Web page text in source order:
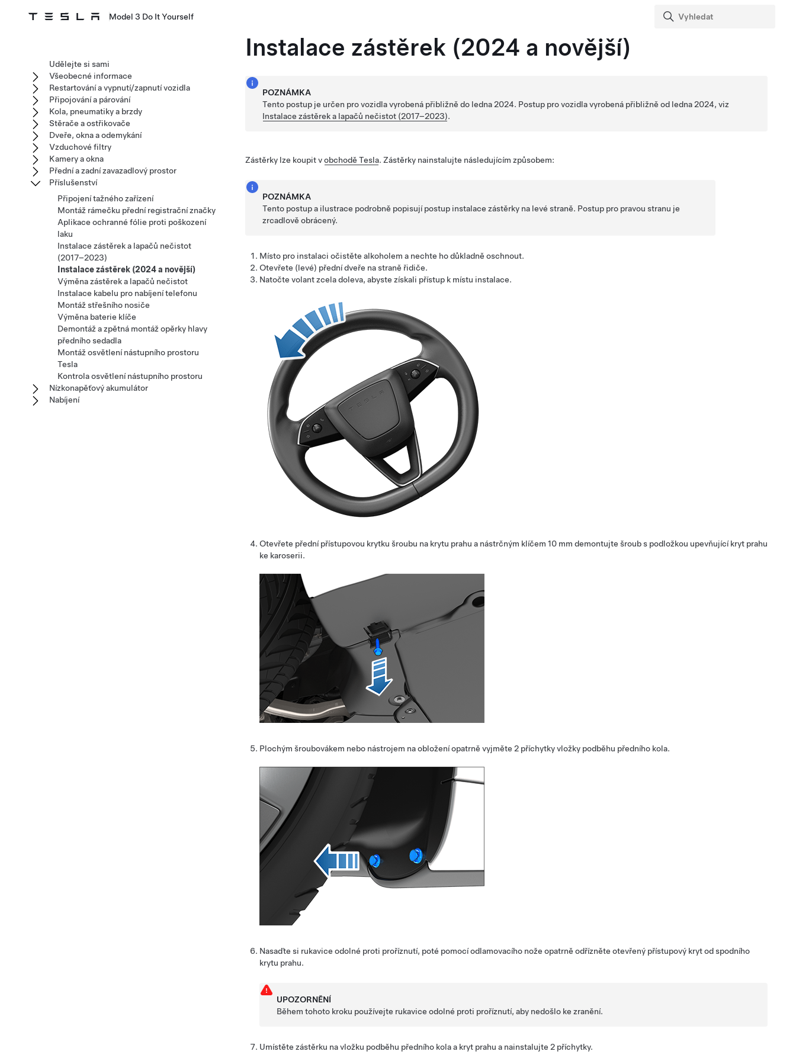
Model 3 Do It Yourself
Instalace zástěrek (2024 a novější)
POZNÁMKA
Tento postup je určen pro vozidla vyrobená přibližně do ledna 2024. Postup pro vozidla vyrobená přibližně od ledna 2024, viz
Instalace zástěrek a lapačů nečistot (2017–2023).
Zástěrky lze koupit vobchodě Tesla. Zástěrky nainstalujte následujícím způsobem:
POZNÁMKA
Tento postup a ilustrace podrobně popisují postup instalace zástěrky na levé straně. Postup pro pravou stranu je
zrcadlově obrácený.
Místo pro instalaci očistěte alkoholem a nechte ho důkladně oschnout.
Otevřete (levé) přední dveře na straně řidiče.
Natočte volant zcela doleva, abyste získali přístup k místu instalace.
Otevřete přední přístupovou krytku šroubu na krytu prahu a nástrčným klíčem 10 mm demontujte šroub s podložkou upevňující kryt prahu
ke karoserii.
Plochým šroubovákem nebo nástrojem na obložení opatrně vyjměte 2 příchytky vložky podběhu předního kola.
Nasaďte si rukavice odolné proti proříznutí, poté pomocí odlamovacího nože opatrně odřízněte otevřený přístupový kryt od spodního
krytu prahu.
UPOZORNĚNÍ
Během tohoto kroku používejte rukavice odolné proti proříznutí, aby nedošlo ke zranění.
Umístěte zástěrku na vložku podběhu předního kola a kryt prahu a nainstalujte 2 příchytky.
Udělejte si sami
Všeobecné informace
Restartování a vypnutí/zapnutí vozidla
Připojování a párování
Kola, pneumatiky a brzdy
Stěrače a ostřikovače
Dveře, okna a odemykání
Vzduchové filtry
Kamery a okna
Přední a zadní zavazadlový prostor
Příslušenství
Připojení tažného zařízení
Montáž rámečku přední registrační značky
Aplikace ochranné fólie proti poškození
laku
Instalace zástěrek a lapačů nečistot
(2017–2023)
Instalace zástěrek (2024 a novější)
Výměna zástěrek a lapačů nečistot
Instalace kabelu pro nabíjení telefonu
Montáž střešního nosiče
Výměna baterie klíče
Demontáž a zpětná montáž opěrky hlavy
předního sedadla
Montáž osvětlení nástupního prostoru
Tesla
Kontrola osvětlení nástupního prostoru
Nízkonapěťový akumulátor
Nabíjení